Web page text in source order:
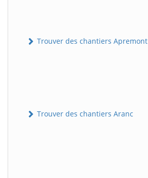
Trouver des chantiers Apremont
Trouver des chantiers Aranc